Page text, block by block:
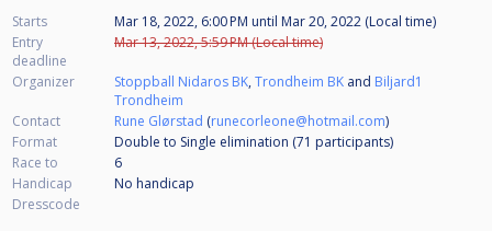
Starts Mar 18, 2022, 6:00 PM until Mar 20, 2022 (Local time)
Entry
deadline
Mar 13, 2022, 5:59 PM (Local time)
Organizer Stoppball Nidaros BK,Trondheim BK and Biljard1
Trondheim
Contact
Rune Glørstad (runecorleone@hotmail.com)
Format
Double to Single elimination (71 participants)
Race to
6
Handicap
No handicap
Dresscode